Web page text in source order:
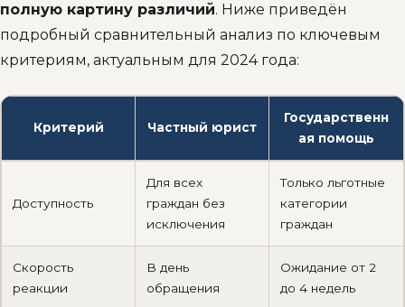
полную картину различий. Ниже приведён
подробный сравнительный анализ по ключевым
критериям, актуальным для 2024 года:
Критерий Частный юрист
Государственн
ая помощь
Доступность
Для всех
граждан без
исключения
Только льготные
категории
граждан
Скорость
реакции
В день
обращения
Ожидание от 2
до 4 недель